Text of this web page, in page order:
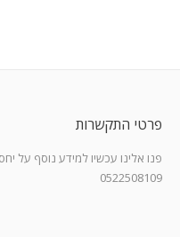
פרטי התקשרות
פנו אלינו עכשיו למידע נוסף על
0522508109